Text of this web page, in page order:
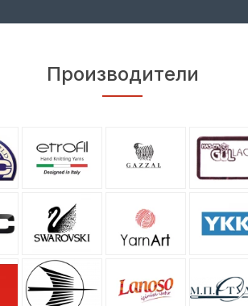
Производители